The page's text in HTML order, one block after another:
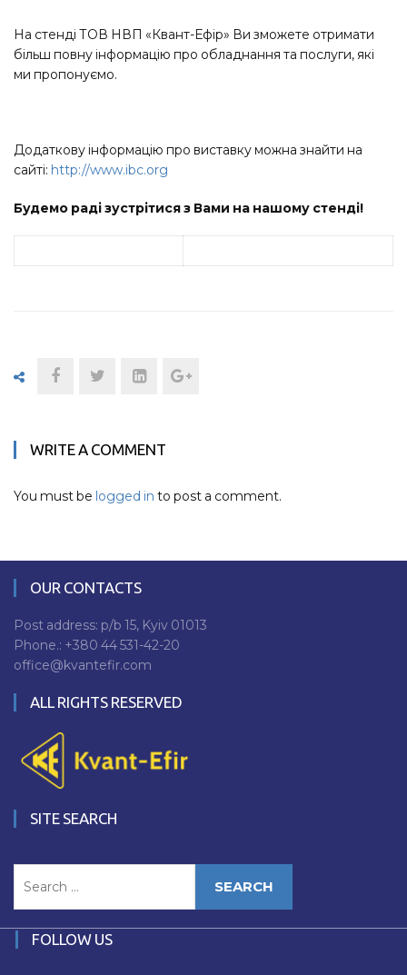
На стенді ТОВ НВП «Квант-Ефір» Ви зможете отримати
більш повну інформацію про обладнання та послуги, які
ми пропонуємо.
Додаткову інформацію про виставку можна знайти на
сайті: http://www.ibc.org
Будемо раді зустрітися з Вами на нашому стенді!
WRITE A COMMENT
You must be logged in to post a comment.
OUR CONTACTS
Post address: p/b 15, Kyiv 01013
Phone.: +380 44 531-42-20
office@kvantefir.com
ALL RIGHTS RESERVED
SITE SEARCH
for:
FOLLOW US